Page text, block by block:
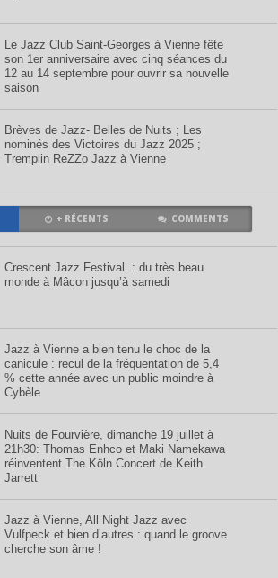
Le Jazz Club Saint-Georges à Vienne fête
son 1er anniversaire avec cinq séances du
12 au 14 septembre pour ouvrir sa nouvelle
saison
Brèves de Jazz- Belles de Nuits ; Les
nominés des Victoires du Jazz 2025 ;
Tremplin ReZZo Jazz à Vienne
+ RÉCENTS COMMENTS
Crescent Jazz Festival : du très beau
monde à Mâcon jusqu’à samedi
Jazz à Vienne a bien tenu le choc de la
canicule : recul de la fréquentation de 5,4
% cette année avec un public moindre à
Cybèle
Nuits de Fourvière, dimanche 19 juillet à
21h30: Thomas Enhco et Maki Namekawa
réinventent The Köln Concert de Keith
Jarrett
Jazz à Vienne, All Night Jazz avec
Vulfpeck et bien d’autres : quand le groove
cherche son âme !